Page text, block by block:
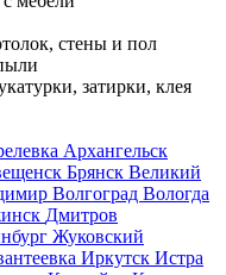
стены и пол
затирки, клея
Архангельск
Брянск Великий
Волгоград Вологда
Дмитров
Жуковский
Иркутск Истра